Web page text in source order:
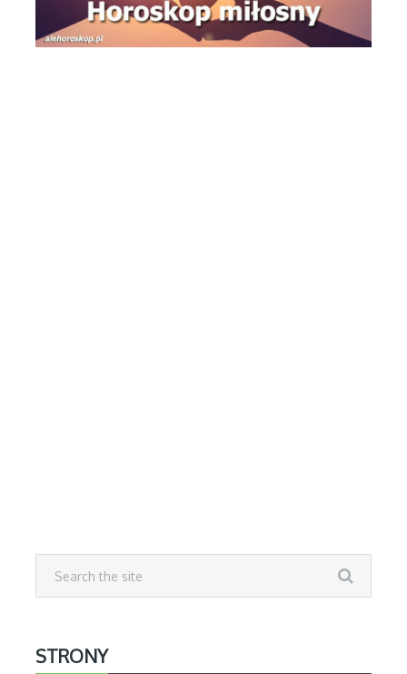
STRONY